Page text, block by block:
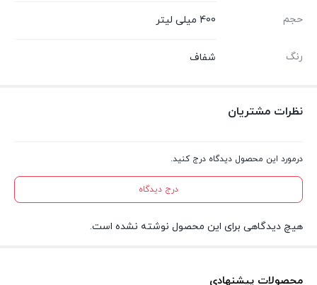
حجم 400 میلی لیتر
رنگ شفاف
نظرات مشتریان
درمورد این محصول دیدگاه درج کنید.
درج دیدگاه
هیچ دیدگاهی برای این محصول نوشته نشده است.
محصولات پیشنهادی